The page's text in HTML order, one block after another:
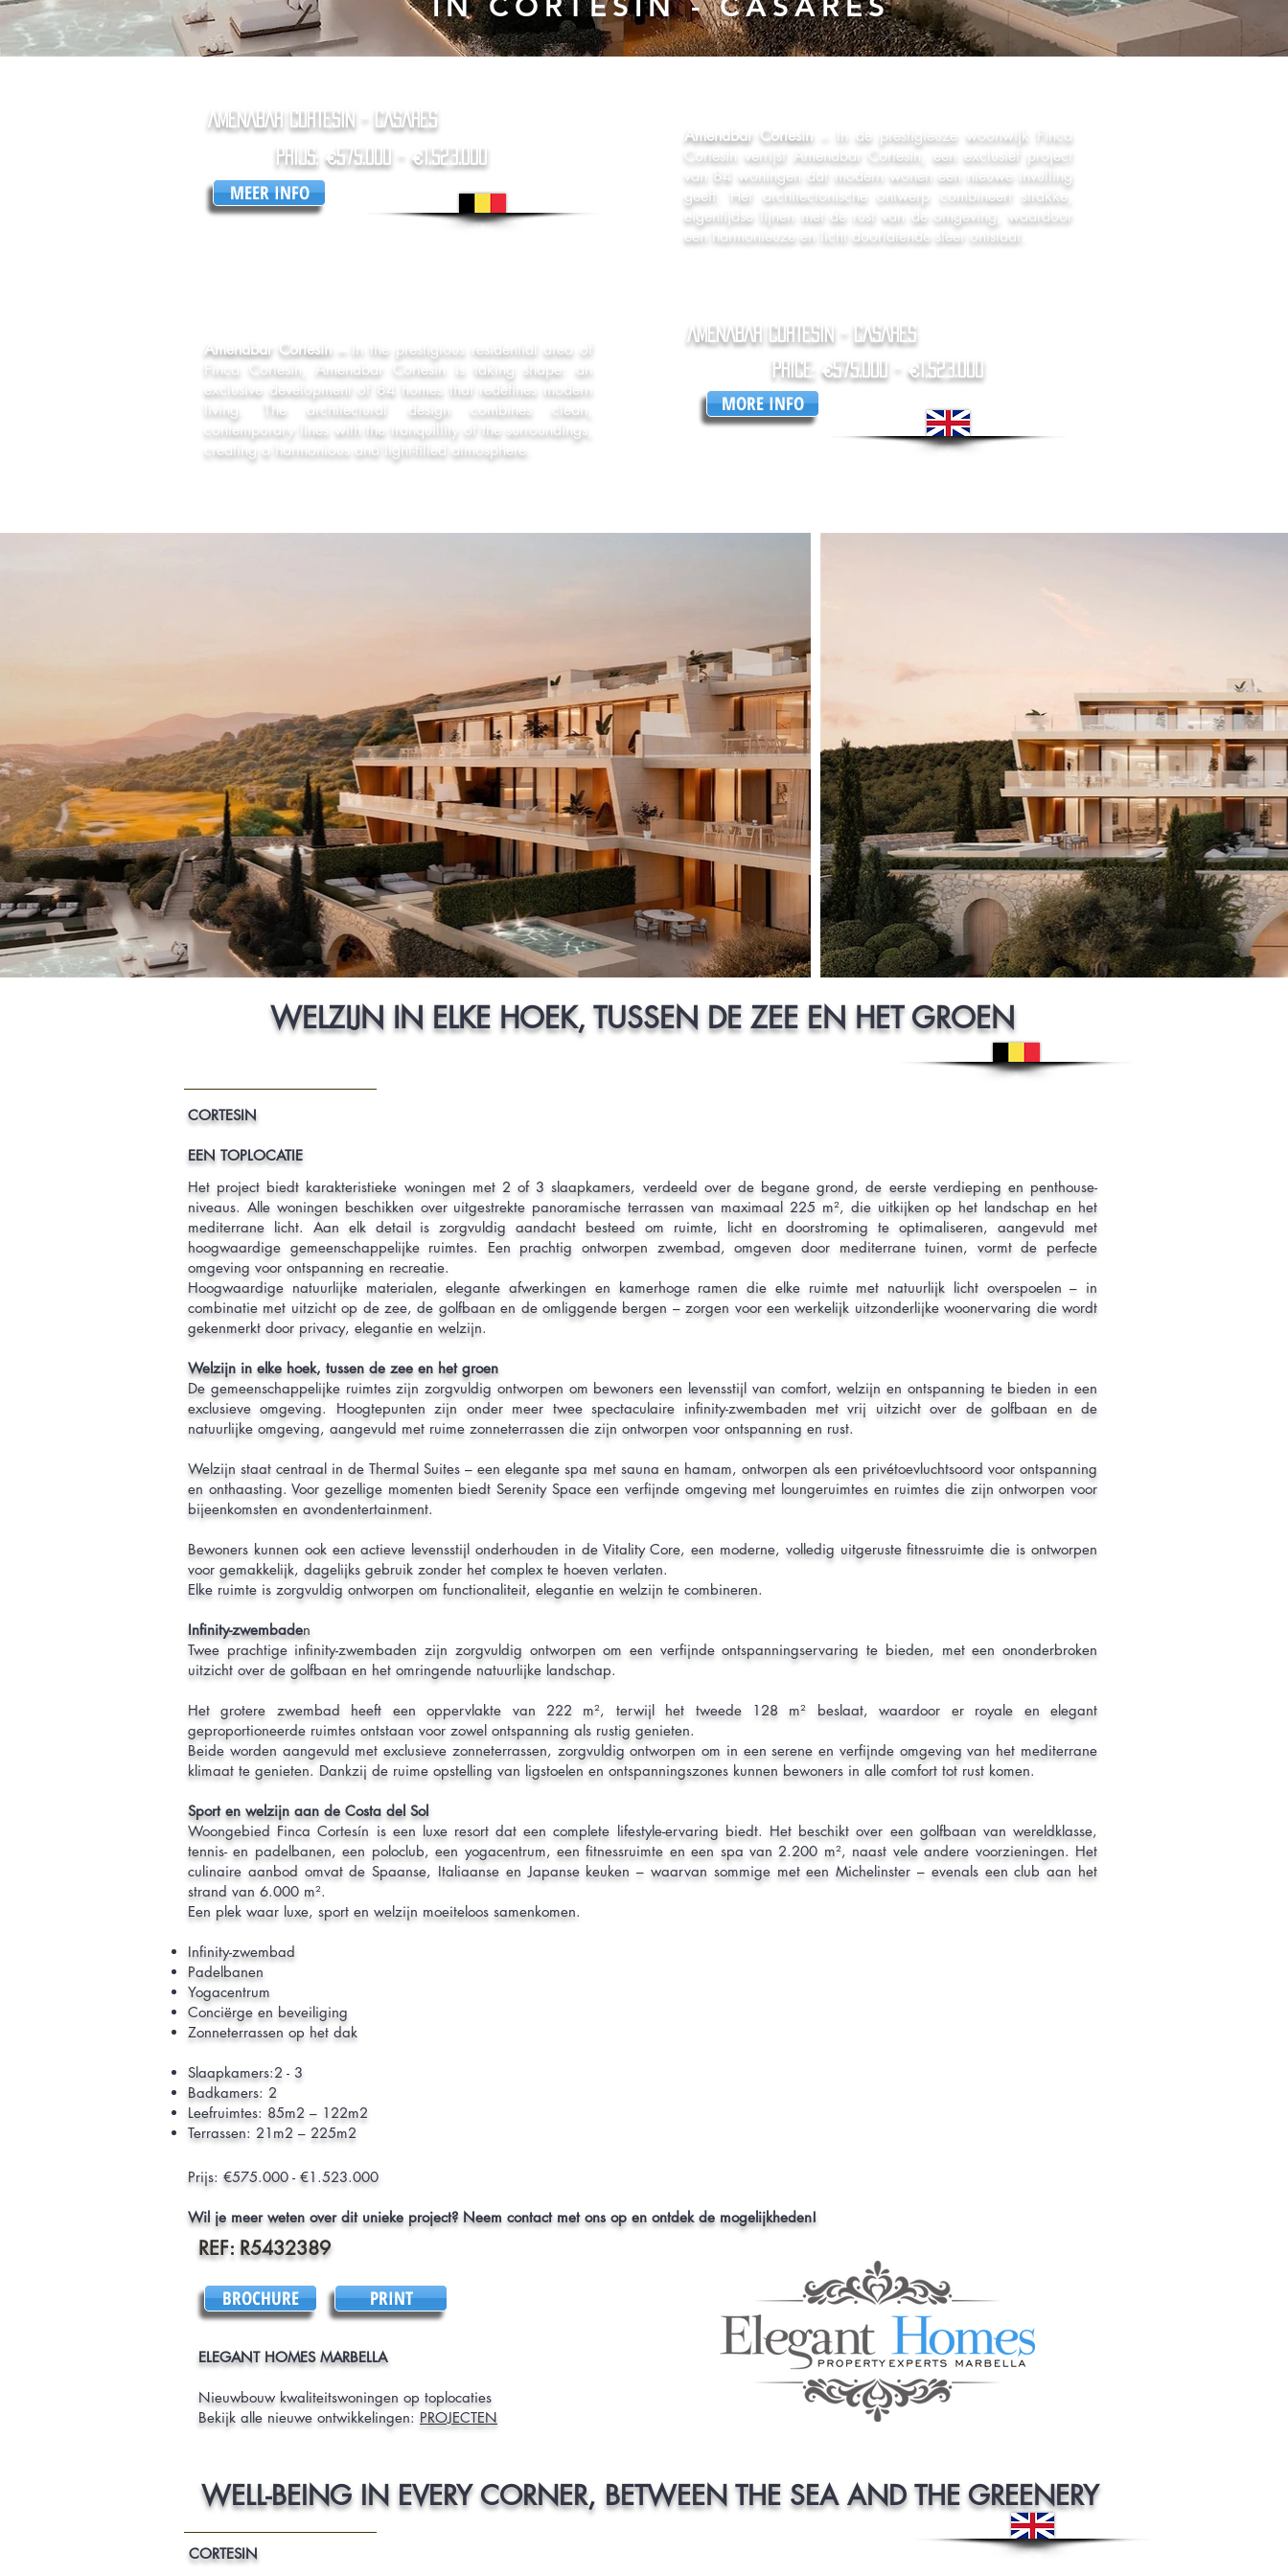
AMENABAR CORTESIN - CASARES
PrijS: €575.000 - €1.523.000
MEER INFO
Amenabar Cortesin
– In de prestigieuze woonwijk Finca
Cortesín verrijst Amenabar Cortesín, een exclusief project
van 84 woningen dat modern wonen een nieuwe invulling
geeft. Het architectonische ontwerp combineert strakke,
eigentijdse lijnen met de rust van de omgeving, waardoor
een harmonieuze en licht doorlatende sfeer ontstaat.
Amenabar Cortesín – In the prestigious residential area of
Finca Cortesín, Amenabar Cortesín is taking shape: an
exclusive development of 84 homes that redefines modern
living. The architectural design combines clean,
contemporary lines with the tranquillity of the surroundings,
creating a harmonious and light-filled atmosphere.
AMENABAR CORTESIN - CASARES
price: €575.000 - €1.523.000
MORE INFO
WELZIJN IN ELKE HOEK, TUSSEN DE ZEE EN HET GROEN
CORTESIN
EEN TOPLOCATIE
Het project biedt karakteristieke woningen met 2 of 3 slaapkamers, verdeeld over de begane grond, de eerste verdieping en penthouse-
niveaus. Alle woningen beschikken over uitgestrekte panoramische terrassen van maximaal 225 m², die uitkijken op het landschap en het
mediterrane licht. Aan elk detail is zorgvuldig aandacht besteed om ruimte, licht en doorstroming te optimaliseren, aangevuld met
hoogwaardige gemeenschappelijke ruimtes. Een prachtig ontworpen zwembad, omgeven door mediterrane tuinen, vormt de perfecte
omgeving voor ontspanning en recreatie.
Hoogwaardige natuurlijke materialen, elegante afwerkingen en kamerhoge ramen die elke ruimte met natuurlijk licht overspoelen – in
combinatie met uitzicht op de zee, de golfbaan en de omliggende bergen – zorgen voor een werkelijk uitzonderlijke woonervaring die wordt
gekenmerkt door privacy, elegantie en welzijn.
Welzijn in elke hoek, tussen de zee en het groen
De gemeenschappelijke ruimtes zijn zorgvuldig ontworpen om bewoners een levensstijl van comfort, welzijn en ontspanning te bieden in een
exclusieve omgeving. Hoogtepunten zijn onder meer twee spectaculaire infinity-zwembaden met vrij uitzicht over de golfbaan en de
natuurlijke omgeving, aangevuld met ruime zonneterrassen die zijn ontworpen voor ontspanning en rust.
Welzijn staat centraal in de Thermal Suites – een elegante spa met sauna en hamam, ontworpen als een privétoevluchtsoord voor ontspanning
en onthaasting. Voor gezellige momenten biedt Serenity Space een verfijnde omgeving met loungeruimtes en ruimtes die zijn ontworpen voor
bijeenkomsten en avondentertainment.
Bewoners kunnen ook een actieve levensstijl onderhouden in de Vitality Core, een moderne, volledig uitgeruste fitnessruimte die is ontworpen
voor gemakkelijk, dagelijks gebruik zonder het complex te hoeven verlaten.
Elke ruimte is zorgvuldig ontworpen om functionaliteit, elegantie en welzijn te combineren.
Infinity-zwembaden
Twee prachtige infinity-zwembaden zijn zorgvuldig ontworpen om een verfijnde ontspanningservaring te bieden, met een ononderbroken
uitzicht over de golfbaan en het omringende natuurlijke landschap.
Het grotere zwembad heeft een oppervlakte van 222 m², terwijl het tweede 128 m² beslaat, waardoor er royale en elegant
geproportioneerde ruimtes ontstaan voor zowel ontspanning als rustig genieten.
Beide worden aangevuld met exclusieve zonneterrassen, zorgvuldig ontworpen om in een serene en verfijnde omgeving van het mediterrane
klimaat te genieten. Dankzij de ruime opstelling van ligstoelen en ontspanningszones kunnen bewoners in alle comfort tot rust komen.​
Sport en welzijn aan de Costa del Sol
Woongebied Finca Cortesín is een luxe resort dat een complete lifestyle-ervaring biedt. Het beschikt over een golfbaan van wereldklasse,
tennis- en padelbanen, een poloclub, een yogacentrum, een fitnessruimte en een spa van 2.200 m², naast vele andere voorzieningen. Het
culinaire aanbod omvat de Spaanse, Italiaanse en Japanse keuken – waarvan sommige met een Michelinster – evenals een club aan het
strand van 6.000 m².
Een plek waar luxe, sport en welzijn moeiteloos samenkomen.
Infinity-zwembad
Padelbanen
Yogacentrum
Conciërge en beveiliging
Zonneterrassen op het dak
Slaapkamers:2 - 3
Badkamers: 2
Leefruimtes: 85m2 – 122m2
Terrassen: 21m2 – 225m2
Prijs: €575.000 - €1.523.000
Wil je meer weten over dit unieke project? Neem contact met ons op en ontdek de mogelijkheden!
REF: R5432389
BROCHURE
PRINT
ELEGANT HOMES MARBELLA
Nieuwbouw kwaliteitswoningen op toplocaties
Bekijk alle nieuwe ontwikkelingen: PROJECTEN
WELL-BEING IN EVERY CORNER, BETWEEN THE SEA AND THE GREENERY
CORTESIN